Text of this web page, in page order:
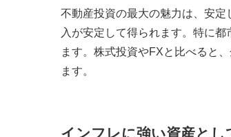
不動産投資の最大の魅力は、安
入が安定して得られます。特に
ます。株式投資やFXと比べると
ます。
インフレに強い資産とし